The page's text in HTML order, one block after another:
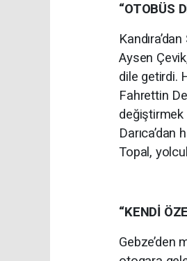
“OTOBÜS
Aysen
dile getirdi.
Fahrettin
değiştirmek
Topal,
“KENDİ
Gebze’den